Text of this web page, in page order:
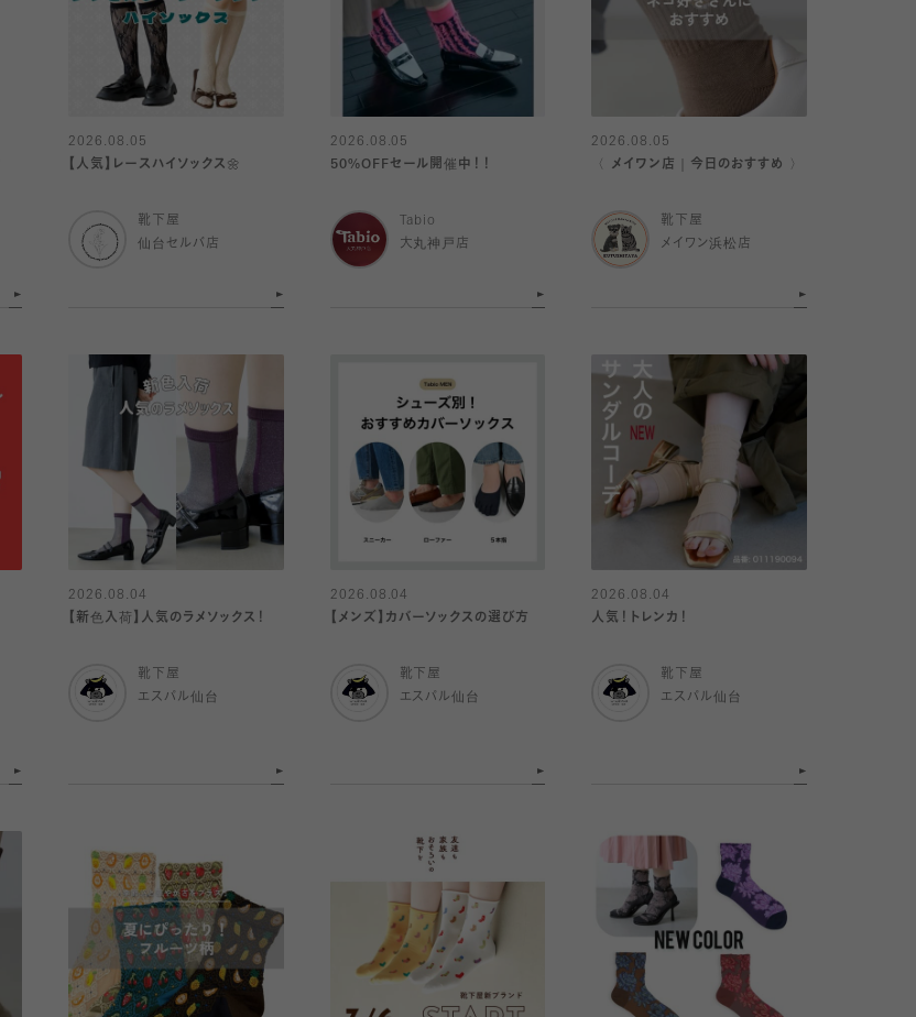
2026.08.05
【人気】レースハイソックス🌼
靴下屋
仙台セルバ店
2026.08.05
50%OFFセール開催中！！
Tabio
大丸神戸店
2026.08.05
〈 メイワン店｜今日のおすすめ 〉
靴下屋
メイワン浜松店
2026.08.04
【新色入荷】人気のラメソックス！
靴下屋
エスパル仙台
2026.08.04
【メンズ】カバーソックスの選び方
靴下屋
エスパル仙台
2026.08.04
人気！トレンカ！
靴下屋
エスパル仙台